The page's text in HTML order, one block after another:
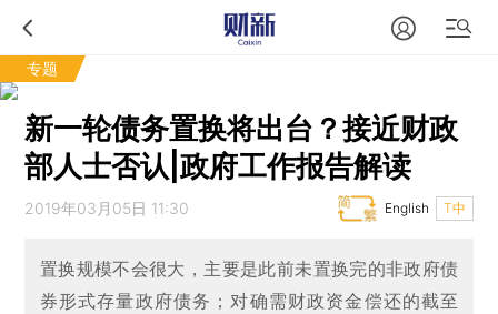
专题
新一轮债务置换将出台？接近财政
部人士否认|政府工作报告解读
2019年03月05日 11:30 T中
English
置换规模不会很大，主要是此前未置换完的非政府债
券形式存量政府债务；对确需财政资金偿还的截至